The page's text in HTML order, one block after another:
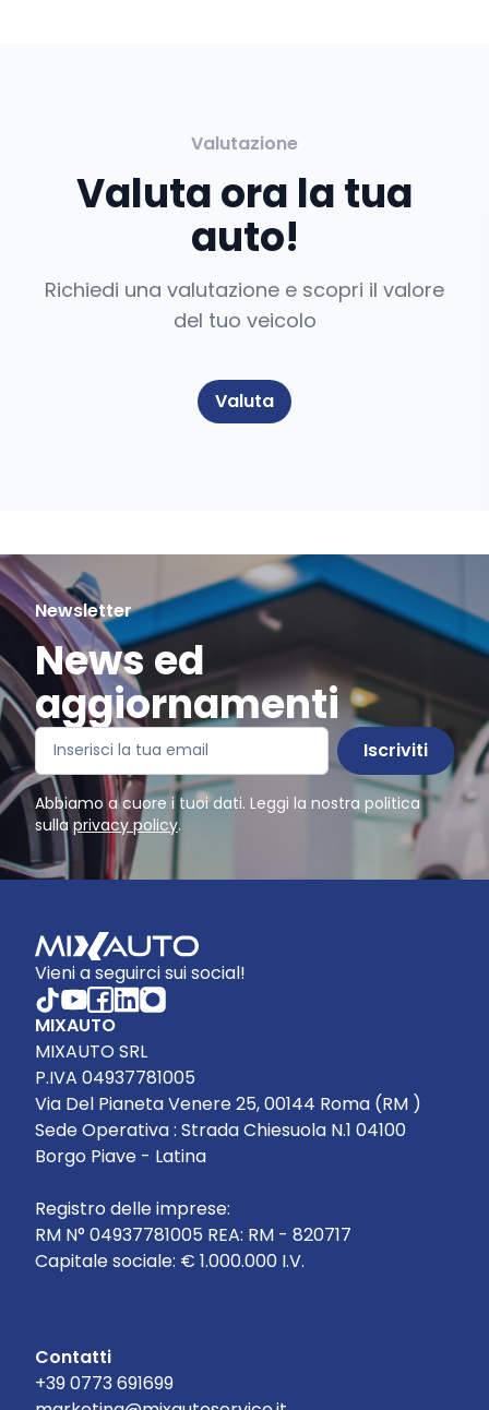
Valutazione
Valuta ora la tua
auto!
Richiedi una valutazione e scopri il valore
del tuo veicolo
Valuta
Newsletter
News ed
aggiornamenti
Iscriviti
Abbiamo a cuore i tuoi dati. Leggi la nostra politica
sullaprivacy policy.
Vieni a seguirci sui social!
MIXAUTO
MIXAUTO SRL
P.IVA 04937781005
Via Del Pianeta Venere 25, 00144 Roma (RM )
Sede Operativa : Strada Chiesuola N.1 04100
Borgo Piave - Latina
Registro delle imprese:
RM N° 04937781005 REA: RM - 820717
Capitale sociale: € 1.000.000 I.V.
Contatti
+39 0773 691699